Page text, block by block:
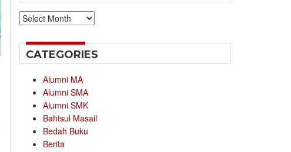
Archives
CATEGORIES
Alumni MA
Alumni SMA
Alumni SMK
Bahtsul Masail
Bedah Buku
Berita